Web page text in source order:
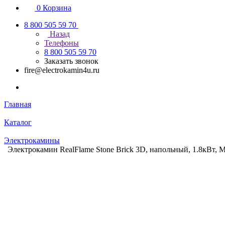
0 Корзина
8 800 505 59 70
Назад
Телефоны
8 800 505 59 70
Заказать звонок
fire@electrokamin4u.ru
Главная
Каталог
Электрокамины
Электрокамин RealFlame Stone Brick 3D, напольный, 1.8кВт,